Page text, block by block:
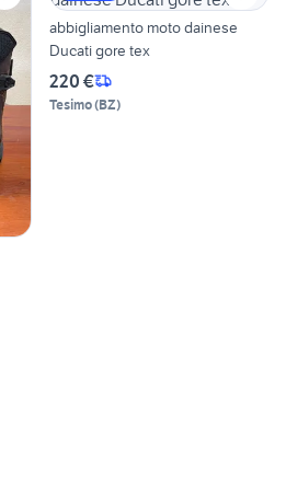
abbigliamento moto dainese
Ducati gore tex
220 €
Tesimo(BZ)